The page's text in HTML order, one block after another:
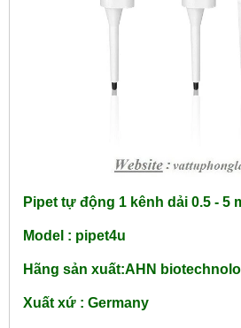
Pipet tự động 1 kênh dải 0.5 - 5
Model : pipet4u
Hãng sản xuất:AHN
Xuất xứ : Germany